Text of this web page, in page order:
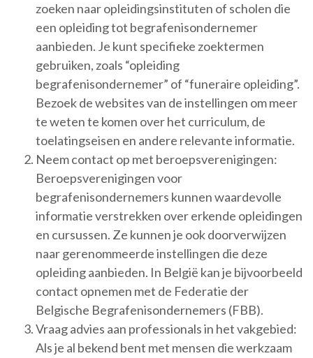
zoeken naar opleidingsinstituten of scholen die
een opleiding tot begrafenisondernemer
aanbieden. Je kunt specifieke zoektermen
gebruiken, zoals “opleiding
begrafenisondernemer” of “funeraire opleiding”.
Bezoek de websites van de instellingen om meer
te weten te komen over het curriculum, de
toelatingseisen en andere relevante informatie.
Neem contact op met beroepsverenigingen:
Beroepsverenigingen voor
begrafenisondernemers kunnen waardevolle
informatie verstrekken over erkende opleidingen
en cursussen. Ze kunnen je ook doorverwijzen
naar gerenommeerde instellingen die deze
opleiding aanbieden. In België kan je bijvoorbeeld
contact opnemen met de Federatie der
Belgische Begrafenisondernemers (FBB).
Vraag advies aan professionals in het vakgebied:
Als je al bekend bent met mensen die werkzaam